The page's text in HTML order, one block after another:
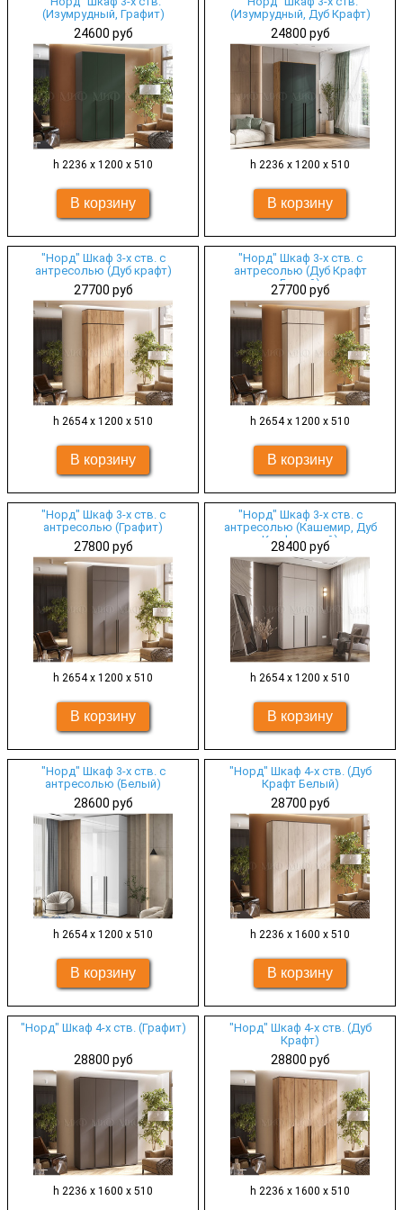
(Изумрудный, Графит)
24600 руб
h 2236 х 1200 х 510
(Изумрудный, Дуб Крафт)
24800 руб
h 2236 х 1200 х 510
"Норд" Шкаф 3-х ств. с
антресолью (Дуб крафт)
27700 руб
h 2654 х 1200 х 510
"Норд" Шкаф 3-х ств. с
антресолью (Дуб Крафт
Белый)
27700 руб
h 2654 х 1200 х 510
"Норд" Шкаф 3-х ств. с
антресолью (Графит)
27800 руб
h 2654 х 1200 х 510
"Норд" Шкаф 3-х ств. с
антресолью (Кашемир, Дуб
Крафт серый)
28400 руб
h 2654 х 1200 х 510
"Норд" Шкаф 3-х ств. с
антресолью (Белый)
28600 руб
h 2654 х 1200 х 510
"Норд" Шкаф 4-х ств. (Дуб
Крафт Белый)
28700 руб
h 2236 х 1600 х 510
"Норд" Шкаф 4-х ств. (Графит)
28800 руб
h 2236 х 1600 х 510
"Норд" Шкаф 4-х ств. (Дуб
Крафт)
28800 руб
h 2236 х 1600 х 510